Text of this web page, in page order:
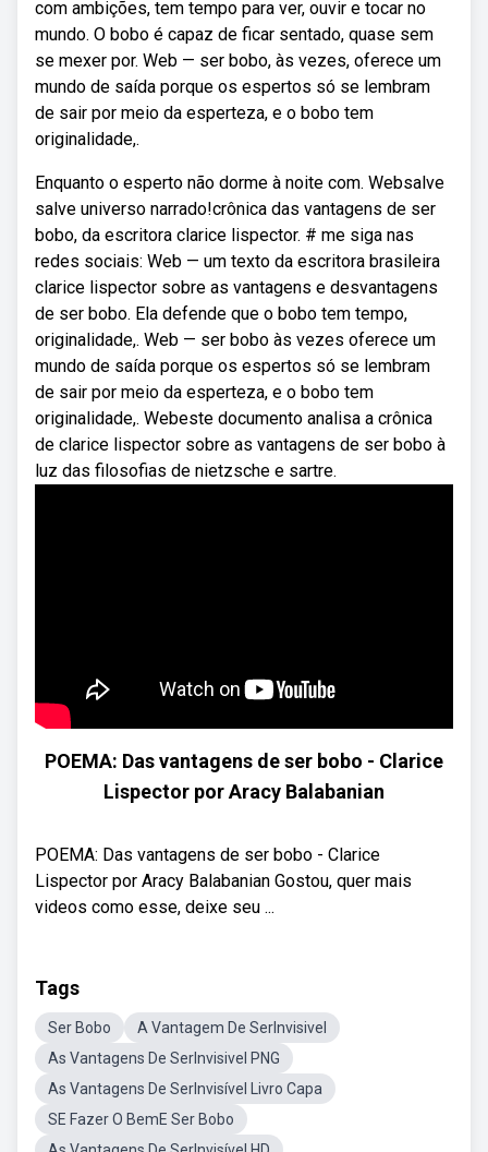
com ambições, tem tempo para ver, ouvir e tocar no
mundo. O bobo é capaz de ficar sentado, quase sem
se mexer por. Web — ser bobo, às vezes, oferece um
mundo de saída porque os espertos só se lembram
de sair por meio da esperteza, e o bobo tem
originalidade,.
Enquanto o esperto não dorme à noite com. Websalve
salve universo narrado!crônica das vantagens de ser
bobo, da escritora clarice lispector. # me siga nas
redes sociais: Web — um texto da escritora brasileira
clarice lispector sobre as vantagens e desvantagens
de ser bobo. Ela defende que o bobo tem tempo,
originalidade,. Web — ser bobo às vezes oferece um
mundo de saída porque os espertos só se lembram
de sair por meio da esperteza, e o bobo tem
originalidade,. Webeste documento analisa a crônica
de clarice lispector sobre as vantagens de ser bobo à
luz das filosofias de nietzsche e sartre.
POEMA: Das vantagens de ser bobo - Clarice
Lispector por Aracy Balabanian
POEMA: Das vantagens de ser bobo - Clarice
Lispector por Aracy Balabanian Gostou, quer mais
videos como esse, deixe seu ...
Tags
Ser Bobo
A Vantagem De SerInvisivel
As Vantagens De SerInvisivel PNG
As Vantagens De SerInvisível Livro Capa
SE Fazer O BemE Ser Bobo